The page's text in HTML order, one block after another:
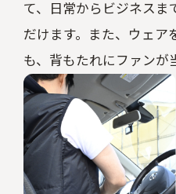
て、日常からビジネスま
だけます。また、ウェア
も、背もたれにファンが